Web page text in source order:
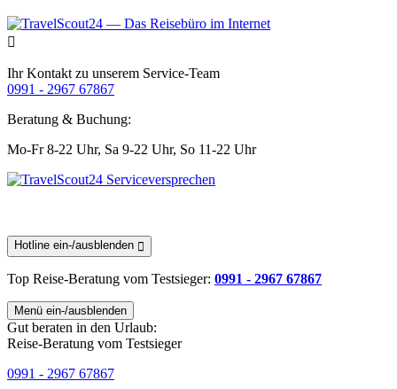
Ihr Kontakt zu unserem Service-Team
0991 - 2967 67867
Beratung & Buchung:
Mo-Fr 8-22 Uhr, Sa 9-22 Uhr, So 11-22 Uhr
Hotline ein-/ausblenden
Top Reise-Beratung vom Testsieger: 0991 - 2967 67867
Menü ein-/ausblenden
Gut beraten in den Urlaub:
Reise-Beratung vom Testsieger
0991 - 2967 67867